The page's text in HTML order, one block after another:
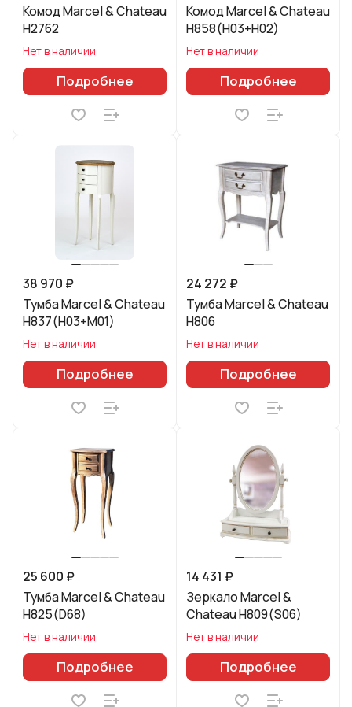
Комод Marcel & Chateau
H2762
Нет в наличии
Подробнее
Комод Marcel & Chateau
H858(H03+H02)
Нет в наличии
Подробнее
38 970 ₽
Тумба Marcel & Chateau
H837(H03+M01)
Нет в наличии
Подробнее
24 272 ₽
Тумба Marcel & Chateau
H806
Нет в наличии
Подробнее
25 600 ₽
Тумба Marcel & Chateau
H825(D68)
Нет в наличии
Подробнее
14 431 ₽
Зеркало Marcel &
Chateau H809(S06)
Нет в наличии
Подробнее